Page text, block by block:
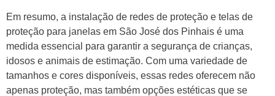
Em resumo, a instalação de redes de proteção e telas de
proteção para janelas em São José dos Pinhais é uma
medida essencial para garantir a segurança de crianças,
idosos e animais de estimação. Com uma variedade de
tamanhos e cores disponíveis, essas redes oferecem não
apenas proteção, mas também opções estéticas que se